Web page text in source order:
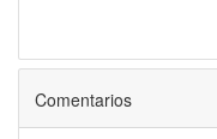
Comentarios